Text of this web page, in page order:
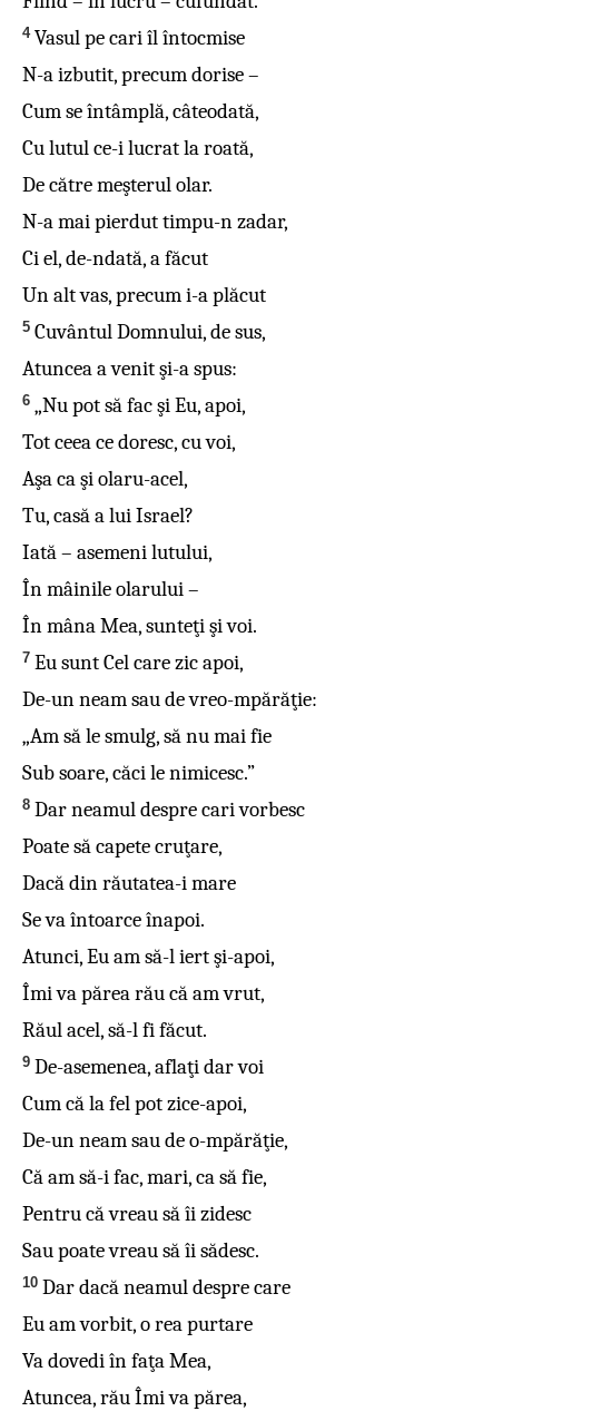
4 Vasul pe cari îl întocmise
N-a izbutit, precum dorise –
Cum se întâmplă, câteodată,
Cu lutul ce-i lucrat la roată,
De către meşterul olar.
N-a mai pierdut timpu-n zadar,
Ci el, de-ndată, a făcut
Un alt vas, precum i-a plăcut
5 Cuvântul Domnului, de sus,
Atuncea a venit şi-a spus:
6 „Nu pot să fac şi Eu, apoi,
Tot ceea ce doresc, cu voi,
Aşa ca şi olaru-acel,
Tu, casă a lui Israel?
Iată – asemeni lutului,
În mâinile olarului –
În mâna Mea, sunteţi şi voi.
7 Eu sunt Cel care zic apoi,
De-un neam sau de vreo-mpărăţie:
„Am să le smulg, să nu mai fie
Sub soare, căci le nimicesc.”
8 Dar neamul despre cari vorbesc
Poate să capete cruţare,
Dacă din răutatea-i mare
Se va întoarce înapoi.
Atunci, Eu am să-l iert şi-apoi,
Îmi va părea rău că am vrut,
Răul acel, să-l fi făcut.
9 De-asemenea, aflaţi dar voi
Cum că la fel pot zice-apoi,
De-un neam sau de o-mpărăţie,
Că am să-i fac, mari, ca să fie,
Pentru că vreau să îi zidesc
Sau poate vreau să îi sădesc.
10 Dar dacă neamul despre care
Eu am vorbit, o rea purtare
Va dovedi în faţa Mea,
Atuncea, rău Îmi va părea,